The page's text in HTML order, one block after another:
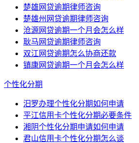
楚雄网贷逾期律师咨询
楚雄州网贷逾期律师咨询
沧源网贷逾期一个月会怎么样
耿马网贷逾期律师咨询
双江网贷逾期怎么协商还款
镇康网贷逾期一个月会怎么样
个性化分期
汨罗办理个性化分期如何申请
平江信用卡个性化分期必要条件
湘阴个性化分期申请如何申请
君山信用卡个性化分期怎么谈